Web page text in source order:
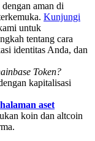
prize pool!
aman di
Kunjungi
untuk
tentang cara
identitas Anda, dan
Token?
kapitalisasi
halaman aset
koin dan altcoin